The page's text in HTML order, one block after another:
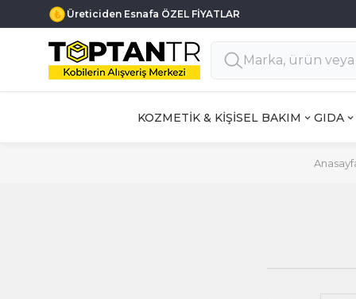
Üreticiden Esnafa ÖZEL FİYATLAR
KOZMETİK & KİŞİSEL BAKIM GIDA